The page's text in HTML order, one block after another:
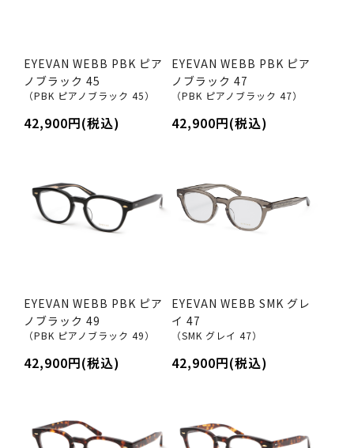
EYEVAN WEBB PBK ピア
ノブラック 45
（PBK ピアノブラック 45）
42,900円(税込)
EYEVAN WEBB PBK ピア
ノブラック 47
（PBK ピアノブラック 47）
42,900円(税込)
EYEVAN WEBB PBK ピア
ノブラック 49
（PBK ピアノブラック 49）
42,900円(税込)
EYEVAN WEBB SMK グレ
イ 47
（SMK グレイ 47）
42,900円(税込)